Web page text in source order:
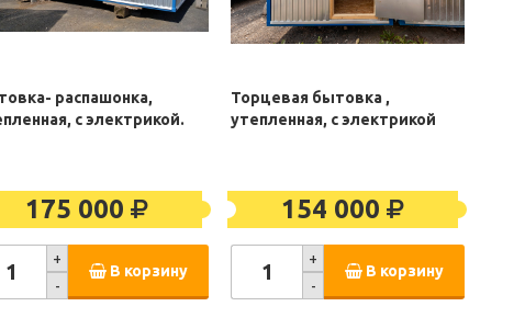
распашонка,
с электрикой.
175 000
+
-
В корзину
Торцевая бытовка ,
утепленная, с электрикой
154 000
+
-
В корзину